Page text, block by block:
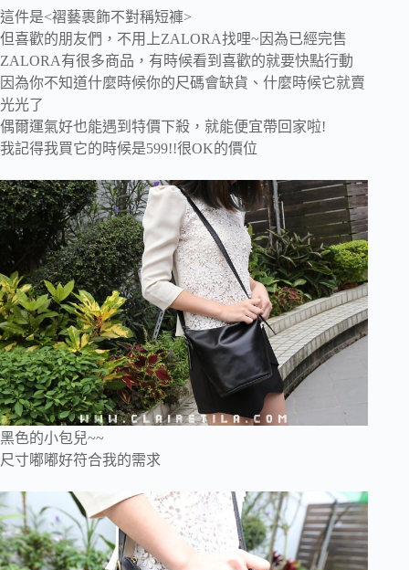
這件是<褶藝裹飾不對稱短褲>
但喜歡的朋友們，不用上ZALORA找哩~因為已經完售
ZALORA有很多商品，有時候看到喜歡的就要快點行動
因為你不知道什麼時候你的尺碼會缺貨、什麼時候它就賣
光光了
偶爾運氣好也能遇到特價下殺，就能便宜帶回家啦!
我記得我買它的時候是599!!很OK的價位
黑色的小包兒~~
尺寸嘟嘟好符合我的需求